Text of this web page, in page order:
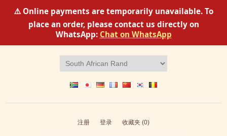
⚠️ Online payments are temporarily unavailable. To
place an order, please contact us directly on
WhatsApp: Chat on WhatsApp
注册 登录 收藏夹 (0)